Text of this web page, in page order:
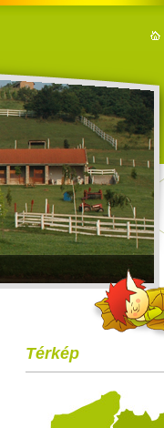
Térkép